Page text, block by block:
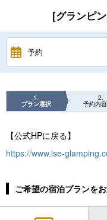
[グランピ
予約
1
プラン選択
2
予約内
【公式HPに戻る】
https://www.ise-
ご希望の宿泊プランをお